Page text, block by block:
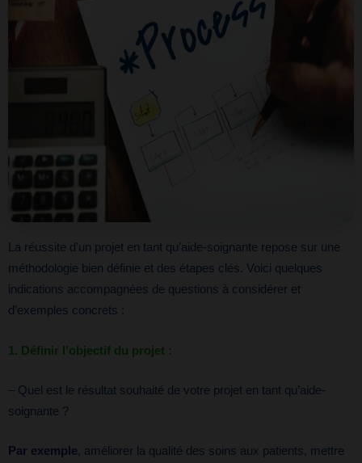
La réussite d’un projet en tant qu’aide-soignante repose sur une
méthodologie bien définie et des étapes clés. Voici quelques
indications accompagnées de questions à considérer et
d’exemples concrets :
1. Définir l’objectif du projet :
– Quel est le résultat souhaité de votre projet en tant qu’aide-
soignante ?
Par exemple, améliorer la qualité des soins aux patients, mettre